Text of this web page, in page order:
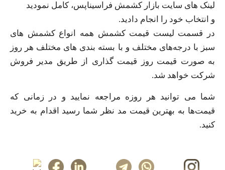
لینک های سایت بازار کشمش فراسیناپس، کامل نمودید
و انتخاب خود را انجام دادید.
در قسمت لیست قیمت کشمش همه انواع کشمش های
سبز با درجه‌های مختلف و با بسته بندی های مختلف هر روز
به صورت قیمت روز قیمت گذاری از طریق مدیر فروش
شرکت خواهد شد.
شما می توانید هر روزه مراجعه نمایید و در زمانی که
قیمت‌ها به بهترین قیمت مد نظر شما رسید اقدام به خرید
کنید.